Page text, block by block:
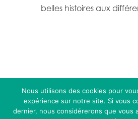
belles histoires aux
2026 Made with Curiosity |
|Mentions légales
Nous utilisons des cookies pour
expérience sur notre site. Si vous
dernier, nous considérerons que vous